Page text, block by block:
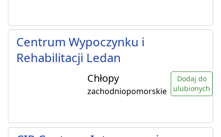
Centrum Wypoczynku i
Rehabilitacji Ledan
Chłopy
zachodniopomorskie
Dodaj do
ulubionych